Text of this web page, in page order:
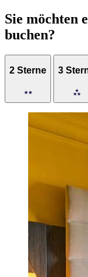
Sie möchten
buchen?
2 Sterne 3